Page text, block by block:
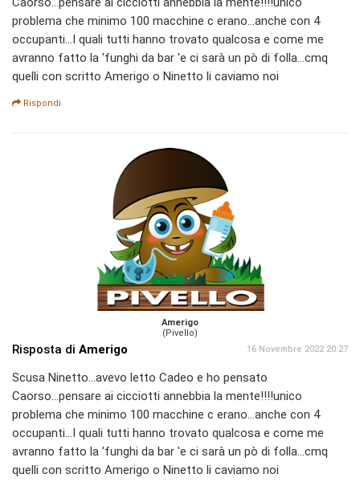
problema che minimo 100 macchine c erano...anche con 4
occupanti...I quali tutti hanno trovato qualcosa e come me
avranno fatto la 'funghi da bar 'e ci sarà un pò di folla...cmq
quelli con scritto Amerigo o Ninetto li caviamo noi
Rispondi
Amerigo
(Pivello)
Risposta di Amerigo 16 Novembre 2022 20:27
Scusa Ninetto...avevo letto Cadeo e ho pensato
Caorso...pensare ai cicciotti annebbia la mente!!!!unico
problema che minimo 100 macchine c erano...anche con 4
occupanti...I quali tutti hanno trovato qualcosa e come me
avranno fatto la 'funghi da bar 'e ci sarà un pò di folla...cmq
quelli con scritto Amerigo o Ninetto li caviamo noi